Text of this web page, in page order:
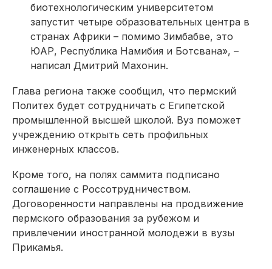
биотехнологическим университетом
запустит четыре образовательных центра в
странах Африки – помимо Зимбабве, это
ЮАР, Республика Намибия и Ботсвана», –
написал Дмитрий Махонин.
Глава региона также сообщил, что пермский
Политех будет сотрудничать с Египетской
промышленной высшей школой. Вуз поможет
учреждению открыть сеть профильных
инженерных классов.
Кроме того, на полях саммита подписано
соглашение с Россотрудничеством.
Договоренности направлены на продвижение
пермского образования за рубежом и
привлечении иностранной молодежи в вузы
Прикамья.